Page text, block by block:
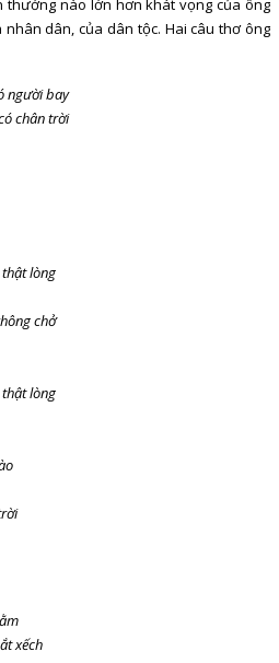
thưởng nào lớn hơn khát vọng của ông
dân, của dân tộc. Hai câu thơ ông
người bay
chân trời
thật lòng
chở
thật lòng
xếch